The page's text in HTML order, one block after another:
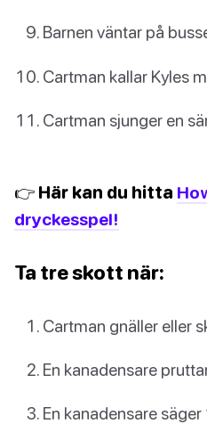
Barnen väntar på
Cartman kallar Kyles
Cartman sjunger en
👉 Här kan du hitta
dryckesspel!
Ta tre skott när:
Cartman gnäller eller
En kanadensare
En kanadensare säger